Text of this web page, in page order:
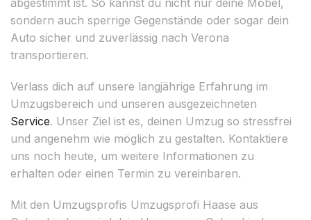
sondern auch sperrige Gegenstände oder sogar dein
Auto sicher und zuverlässig nach Verona
transportieren.
Verlass dich auf unsere langjährige Erfahrung im
Umzugsbereich und unseren ausgezeichneten
Service. Unser Ziel ist es, deinen Umzug so stressfrei
und angenehm wie möglich zu gestalten. Kontaktiere
uns noch heute, um weitere Informationen zu
erhalten oder einen Termin zu vereinbaren.
Mit den Umzugsprofis Umzugsprofi Haase aus